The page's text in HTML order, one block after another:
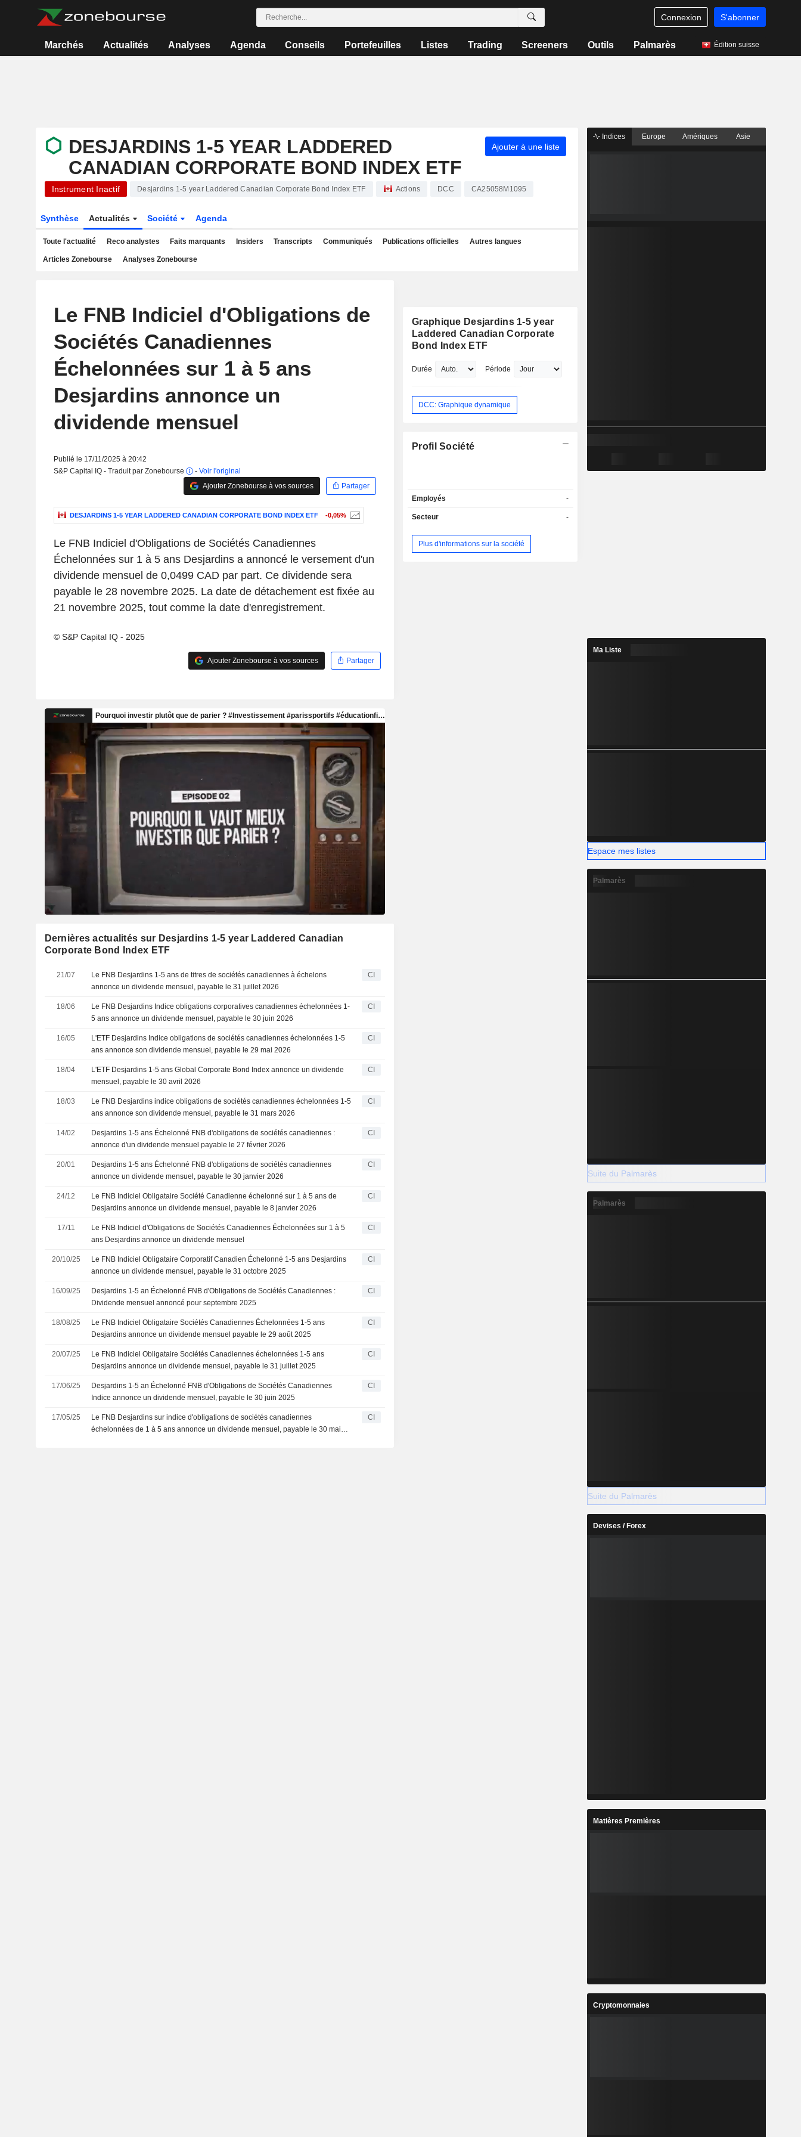
Connexion S'abonner
Marchés Actualités Analyses Agenda Conseils Portefeuilles Listes Trading Screeners Outils Palmarès Édition suisse
DESJARDINS 1-5 YEAR LADDERED
CANADIAN CORPORATE BOND INDEX ETF
Ajouter à une liste
Instrument Inactif Desjardins 1-5 year Laddered Canadian Corporate Bond Index ETF Actions DCC CA25058M1095
Synthèse Actualités Société Agenda
Toute l'actualité Reco analystes Faits marquants Insiders Transcripts Communiqués Publications officielles Autres langues
Articles Zonebourse Analyses Zonebourse
Le FNB Indiciel d'Obligations de
Sociétés Canadiennes
Échelonnées sur 1 à 5 ans
Desjardins annonce un
dividende mensuel
Publié le 17/11/2025 à 20:42
S&P Capital IQ - Traduit par Zonebourse
- Voir l'original
Ajouter Zonebourse à vos sources
Partager
DESJARDINS 1-5 YEAR LADDERED CANADIAN CORPORATE BOND INDEX ETF -0,05%
Le FNB Indiciel d'Obligations de Sociétés Canadiennes
Échelonnées sur 1 à 5 ans Desjardins a annoncé le versement d'un
dividende mensuel de 0,0499 CAD par part. Ce dividende sera
payable le 28 novembre 2025. La date de détachement est fixée au
21 novembre 2025, tout comme la date d'enregistrement.
© S&P Capital IQ - 2025
Ajouter Zonebourse à vos sources Partager
Dernières actualités sur Desjardins 1-5 year Laddered Canadian
Corporate Bond Index ETF
21/07
Le FNB Desjardins 1-5 ans de titres de sociétés canadiennes à échelons
annonce un dividende mensuel, payable le 31 juillet 2026
CI
18/06
Le FNB Desjardins Indice obligations corporatives canadiennes échelonnées 1-
5 ans annonce un dividende mensuel, payable le 30 juin 2026
CI
16/05
L'ETF Desjardins Indice obligations de sociétés canadiennes échelonnées 1-5
ans annonce son dividende mensuel, payable le 29 mai 2026
CI
18/04
L'ETF Desjardins 1-5 ans Global Corporate Bond Index annonce un dividende
mensuel, payable le 30 avril 2026
CI
18/03
Le FNB Desjardins indice obligations de sociétés canadiennes échelonnées 1-5
ans annonce son dividende mensuel, payable le 31 mars 2026
CI
14/02
Desjardins 1-5 ans Échelonné FNB d'obligations de sociétés canadiennes :
annonce d'un dividende mensuel payable le 27 février 2026
CI
20/01
Desjardins 1-5 ans Échelonné FNB d'obligations de sociétés canadiennes
annonce un dividende mensuel, payable le 30 janvier 2026
CI
24/12
Le FNB Indiciel Obligataire Société Canadienne échelonné sur 1 à 5 ans de
Desjardins annonce un dividende mensuel, payable le 8 janvier 2026
CI
17/11
Le FNB Indiciel d'Obligations de Sociétés Canadiennes Échelonnées sur 1 à 5
ans Desjardins annonce un dividende mensuel
CI
20/10/25
Le FNB Indiciel Obligataire Corporatif Canadien Échelonné 1-5 ans Desjardins
annonce un dividende mensuel, payable le 31 octobre 2025
CI
16/09/25
Desjardins 1-5 an Échelonné FNB d'Obligations de Sociétés Canadiennes :
Dividende mensuel annoncé pour septembre 2025
CI
18/08/25
Le FNB Indiciel Obligataire Sociétés Canadiennes Échelonnées 1-5 ans
Desjardins annonce un dividende mensuel payable le 29 août 2025
CI
20/07/25
Le FNB Indiciel Obligataire Sociétés Canadiennes échelonnées 1-5 ans
Desjardins annonce un dividende mensuel, payable le 31 juillet 2025
CI
17/06/25
Desjardins 1-5 an Échelonné FNB d'Obligations de Sociétés Canadiennes
Indice annonce un dividende mensuel, payable le 30 juin 2025
CI
17/05/25
Le FNB Desjardins sur indice d'obligations de sociétés canadiennes
échelonnées de 1 à 5 ans annonce un dividende mensuel, payable le 30 mai
CI
Graphique Desjardins 1-5 year
Laddered Canadian Corporate
Bond Index ETF
Durée Période
DCC: Graphique dynamique
Profil Société
Employés -
Secteur -
Plus d'informations sur la société
Indices Europe Amériques Asie
Ma Liste
Espace mes listes
Palmarès
Suite du Palmarès
Palmarès
Suite du Palmarès
Devises / Forex
Matières Premières
Cryptomonnaies